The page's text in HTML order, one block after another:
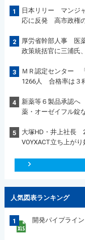
1
日本リリー マンジ
応に反発 高市政権
2
厚労省幹部人事 医
政策統括官に三浦氏
3
ＭＲ認定センター
1266人 合格率は３
4
新薬等６製品承認へ
薬・オーゼイフル
5
大塚HD・井上社長
VOYXACT立ち上が
人気図表ランキング
1 開発パイプライ